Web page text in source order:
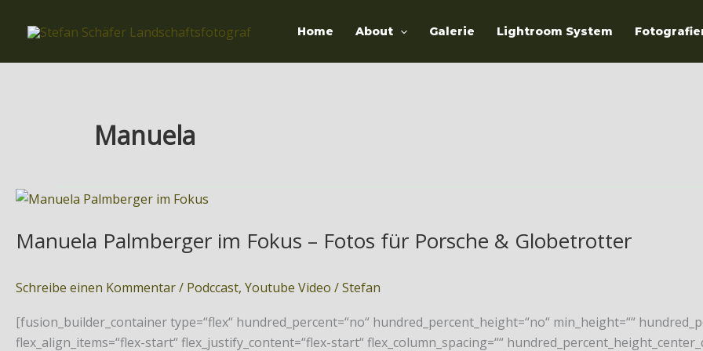
Inhalt
Home About Galerie Lightroom System
Manuela
Manuela Palmberger im Fokus – Fotos für Porsche & Globetrotter
Schreibe einen Kommentar/ Podccast, Youtube Video /Stefan
[fusion_builder_container type=“flex“ hundred_percent=“no“ hundred_percent_height=“no“ min_height=““
flex_align_items=“flex-start“ flex_justify_content=“flex-start“ flex_column_spacing=““
Manuela
im
für
Porsche